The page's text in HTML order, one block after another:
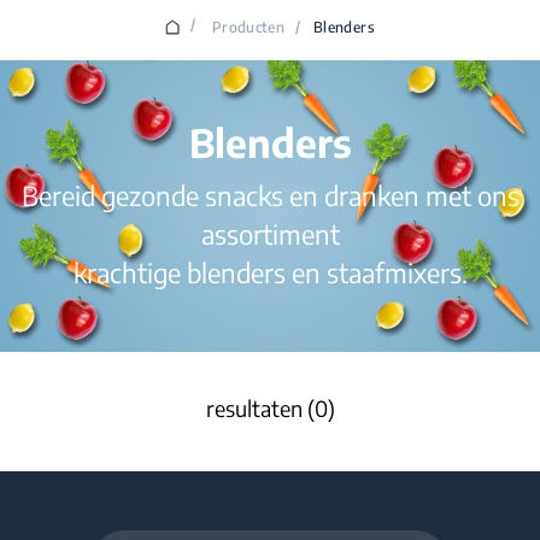
/ Producten / Blenders
Blenders
Bereid gezonde snacks en dranken met ons
assortiment
krachtige blenders en staafmixers.
resultaten (0)